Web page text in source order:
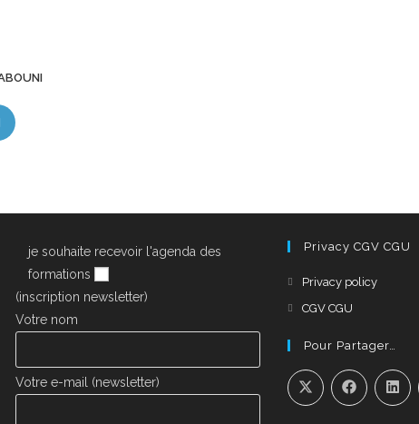
je souhaite recevoir l'agenda des
formations
(inscription newsletter)
Votre nom
Votre e-mail (newsletter)
Privacy CGV CGU
Privacy policy
CGV CGU
Pour Partager…